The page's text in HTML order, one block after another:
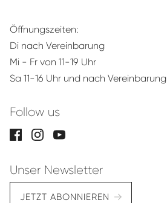
Öffnungszeiten:
Di nach Vereinbarung
Mi - Fr von 11-19 Uhr
Sa 11-16 Uhr und nach Vereinbarung
Follow us
Unser Newsletter
JETZT ABONNIEREN